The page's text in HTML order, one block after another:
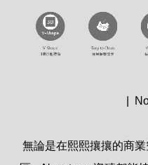
|
無論是在熙熙攘攘的商